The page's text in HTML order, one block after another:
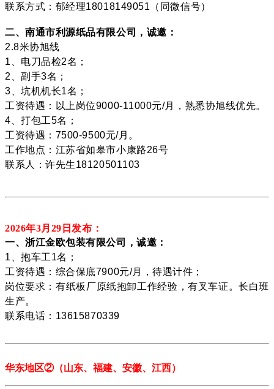
联系方式：郁经理18018149051（同微信号）
二、南通市利源纸品有限公司，诚邀：
2.8米协旭线
1、电刀品检2名；
2、副手3名；
3、坑机机长1名；
工资待遇：以上岗位9000-11000元/月，熟悉协旭线优先。
4、打包工5名；
工资待遇：7500-9500元/月。
工作地点：江苏省如皋市小康路26号
联系人：许先生18120501103
2026年3月29 日发布：
一、浙江金欧包装有限公司，诚邀：
1、抱车工1名；
工资待遇：综合保底7900元/月，待遇计件；
岗位要求：有纸板厂原纸抱卸工作经验，有叉车证。长白班
生产。
联系电话：13615870339
华东地区②（山东、福建、安徽、江西）